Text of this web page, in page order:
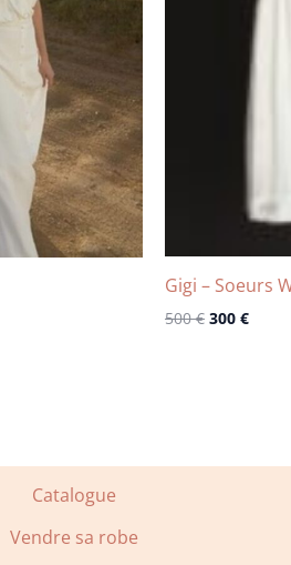
Gigi – Soeurs
500€ 300 €
Catalogue
Vendre sa robe